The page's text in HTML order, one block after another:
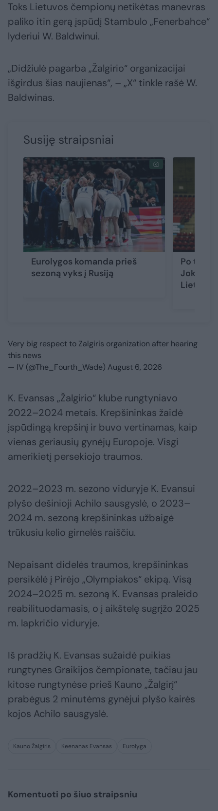
Toks Lietuvos čempionų netikėtas manevras
paliko itin gerą įspūdį Stambulo „Fenerbahce“
lyderiui W. Baldwinui.
„Didžiulė pagarba „Žalgirio“ organizacijai
išgirdus šias naujienas“, – „X“ tinkle rašė W.
Baldwinas.
Susiję straipsniai
Eurolygos komanda prieš
sezoną vyks į Rusiją
Po
Very big respect to Zalgiris organization after hearing
this news
— IV (@The_Fourth_Wade) August 6, 2026
K. Evansas „Žalgirio“ klube rungtyniavo
2022–2024 metais. Krepšininkas žaidė
įspūdingą krepšinį ir buvo vertinamas, kaip
vienas geriausių gynėjų Europoje. Visgi
amerikietį persekiojo traumos.
2022–2023 m. sezono viduryje K. Evansui
plyšo dešinioji Achilo sausgyslė, o 2023–
2024 m. sezoną krepšininkas užbaigė
trūkusiu kelio girnelės raiščiu.
Nepaisant didelės traumos, krepšininkas
persikėlė į Pirėjo „Olympiakos“ ekipą. Visą
2024–2025 m. sezoną K. Evansas praleido
reabilituodamasis, o į aikštelę sugrįžo 2025
m. lapkričio viduryje.
Iš pradžių K. Evansas sužaidė puikias
rungtynes Graikijos čempionate, tačiau jau
kitose rungtynėse prieš Kauno „Žalgirį“
prabėgus 2 minutėms gynėjui plyšo kairės
kojos Achilo sausgyslė.
Kauno Žalgiris Keenanas Evansas Eurolyga
Komentuoti po šiuo straipsniu